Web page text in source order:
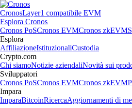
CronosLayer1 compatibile EVM
Esplora Cronos
Cronos PoSCronos EVMCronos zkEVM
Esplora
AffiliazioneIstituzionaliCustodia
Crypto.com
Chi siamoNotizie aziendaliNovità sui
Sviluppatori
Cronos PoSCronos EVMCronos zkEVM
Impara
ImparaBitcoinRicercaAggiornamenti di